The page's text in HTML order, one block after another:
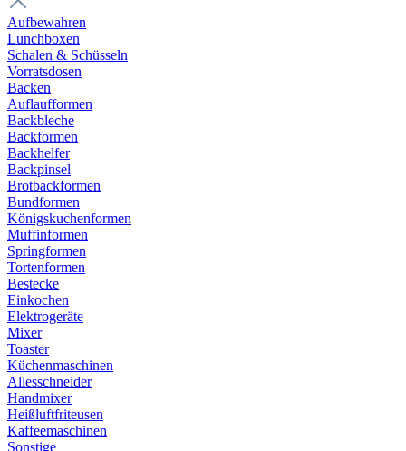
Aufbewahren
Lunchboxen
Schalen & Schüsseln
Vorratsdosen
Backen
Auflaufformen
Backbleche
Backformen
Backhelfer
Backpinsel
Brotbackformen
Bundformen
Königskuchenformen
Muffinformen
Springformen
Tortenformen
Bestecke
Einkochen
Elektrogeräte
Mixer
Toaster
Küchenmaschinen
Allesschneider
Handmixer
Heißluftfriteusen
Kaffeemaschinen
Sonstige